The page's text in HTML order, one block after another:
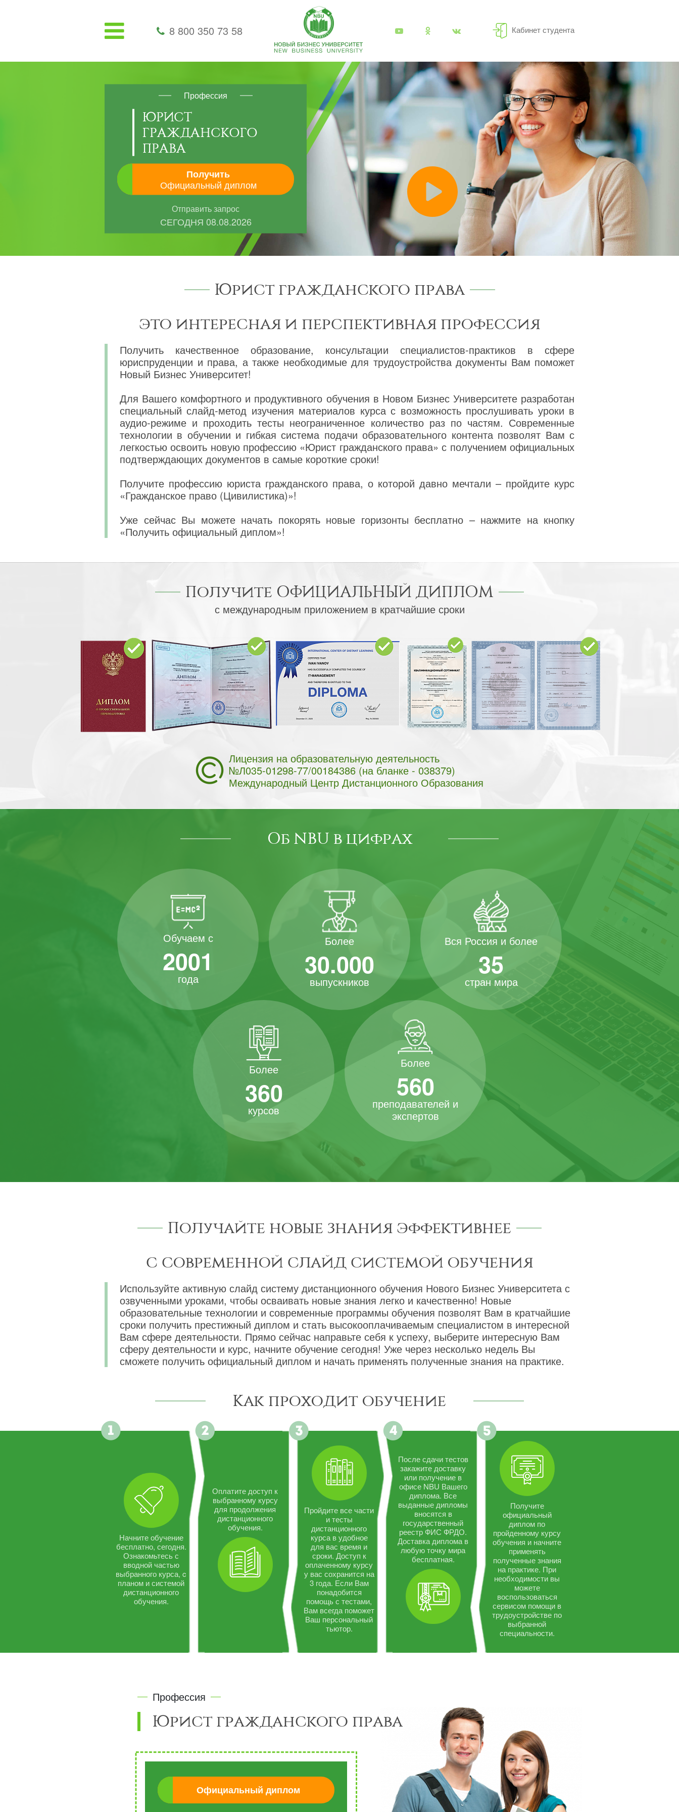
8 800 350 73 58 Кабинет студента
Профессия
ЮРИСТ
ГРАЖДАНСКОГО
ПРАВА
Получить
Официальный диплом
Отправить запрос
СЕГОДНЯ 08.08.2026
Юрист гражданского права
это интересная и перспективная профессия
Получить качественное образование, консультации специалистов-практиков в сфере
юриспруденции и права, а также необходимые для трудоустройства документы Вам поможет
Новый Бизнес Университет!
Для Вашего комфортного и продуктивного обучения в Новом Бизнес Университете разработан
специальный слайд-метод изучения материалов курса с возможность прослушивать уроки в
аудио-режиме и проходить тесты неограниченное количество раз по частям. Современные
технологии в обучении и гибкая система подачи образовательного контента позволят Вам с
легкостью освоить новую профессию «Юрист гражданского права» с получением официальных
подтверждающих документов в самые короткие сроки!
Получите профессию юриста гражданского права, о которой давно мечтали – пройдите курс
«Гражданское право (Цивилистика)»!
Уже сейчас Вы можете начать покорять новые горизонты бесплатно – нажмите на кнопку
«Получить официальный диплом»!
Получите ОФИЦИАЛЬНЫЙ ДИПЛОМ
с международным приложением в кратчайшие сроки
Лицензия на образовательную деятельность
№Л035-01298-77/00184386 (на бланке - 038379)
Международный Центр Дистанционного Образования
Об NBU в цифрах
Обучаем с
2001
года
Более
30.000
выпускников
Вся Россия и более
35
стран мира
Более
360
курсов
Более
560
преподавателей и
экспертов
Получайте новые знания эффективнее
с современной слайд системой обучения
Используйте активную слайд систему дистанционного обучения Нового Бизнес Университета с
озвученными уроками, чтобы осваивать новые знания легко и качественно! Новые
образовательные технологии и современные программы обучения позволят Вам в кратчайшие
сроки получить престижный диплом и стать высокооплачиваемым специалистом в интересной
Вам сфере деятельности. Прямо сейчас направьте себя к успеху, выберите интересную Вам
сферу деятельности и курс, начните обучение сегодня! Уже через несколько недель Вы
сможете получить официальный диплом и начать применять полученные знания на практике.
Как проходит обучение
Начните обучение
бесплатно, сегодня.
Ознакомьтесь с
вводной частью
выбранного курса, c
планом и системой
дистанционного
обучения.
Оплатите доступ к
выбранному курсу
для продолжения
дистанционного
обучения.
Пройдите все части
и тесты
дистанционного
курса в удобное
для вас время и
сроки. Доступ к
оплаченному курсу
у вас сохранится на
3 года. Если Вам
понадобится
помощь с тестами,
Вам всегда поможет
Ваш персональный
тьютор.
После сдачи тестов
закажите доставку
или получение в
офисе NBU Вашего
диплома. Все
выданные дипломы
вносятся в
государственный
реестр ФИС ФРДО.
Доставка диплома в
любую точку мира
бесплатная.
Получите
официальный
диплом по
пройденному курсу
обучения и начните
применять
полученные знания
на практике. При
необходимости вы
можете
воспользоваться
сервисом помощи в
трудоустройстве по
выбранной
специальности.
Профессия
Юрист гражданского права
Официальный диплом